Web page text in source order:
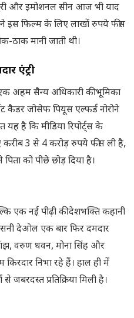
और इमोशनल सीन आज भी याद
ने इस फिल्म के लिए लाखों रुपये फीस
ठाक मानी जाती थी।
एंट्री
अहम सैन्य अधिकारी की भूमिका
जोसेफ पियूस एल्फर्ड नोरोने
यह है कि मीडिया रिपोर्ट्स के
3 से 4 करोड़ रुपये फीस ली है,
को पीछे छोड़ दिया है।
एक नई पीढ़ी की देशभक्ति कहानी
सनी देओल एक बार फिर दमदार
वरुण धवन, मोना सिंह और
निभा रहे हैं। हाल ही में
जबरदस्त प्रतिक्रिया मिली है।